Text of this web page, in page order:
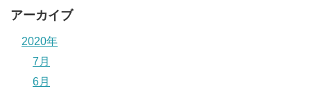
アーカイブ
2020年
7月
6月